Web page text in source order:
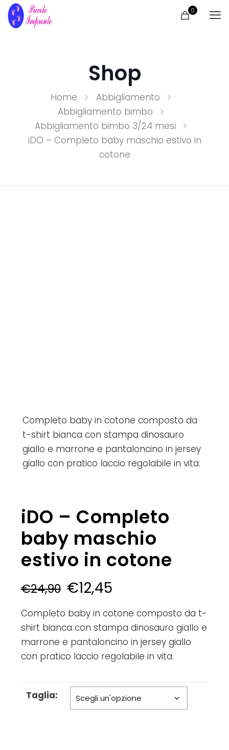
0
Shop
Home
Abbigliamento
Abbigliamento bimbo
Abbigliamento bimbo 3/24 mesi
iDO – Completo baby maschio estivo in
cotone
Completo baby in cotone composto da
t-shirt bianca con stampa dinosauro
giallo e marrone e pantaloncino in jersey
giallo con pratico laccio regolabile in vita.
iDO – Completo
baby maschio
estivo in cotone
€24,90 €12,45
Completo baby in cotone composto da t-
shirt bianca con stampa dinosauro giallo e
marrone e pantaloncino in jersey giallo
con pratico laccio regolabile in vita.
Taglia: